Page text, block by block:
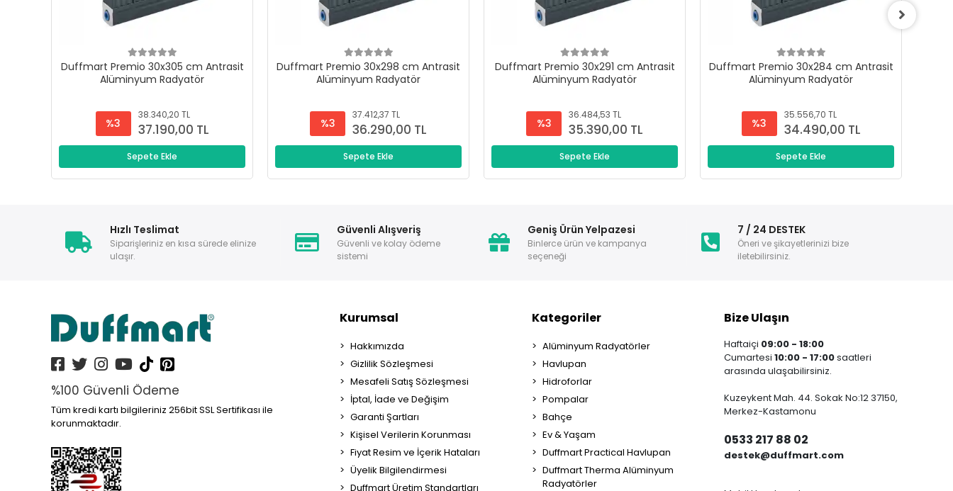
Duffmart Premio 30x305 cm Antrasit
Alüminyum Radyatör
%3
38.340,20 TL
37.190,00 TL
Sepete Ekle
Duffmart Premio 30x298 cm Antrasit
Alüminyum Radyatör
%3
37.412,37 TL
36.290,00 TL
Sepete Ekle
Duffmart Premio 30x291 cm Antrasit
Alüminyum Radyatör
%3
36.484,53 TL
35.390,00 TL
Sepete Ekle
Duffmart Premio 30x284 cm Antrasit
Alüminyum Radyatör
%3
35.556,70 TL
34.490,00 TL
Sepete Ekle
Hızlı Teslimat
Siparişleriniz en kısa sürede elinize
ulaşır.
Güvenli Alışveriş
Güvenli ve kolay ödeme
sistemi
Geniş Ürün Yelpazesi
Binlerce ürün ve kampanya
seçeneği
7 / 24 DESTEK
Öneri ve şikayetlerinizi bize
iletebilirsiniz.
%100 Güvenli Ödeme
Tüm kredi kartı bilgileriniz 256bit SSL Sertifikası ile
korunmaktadır.
Kurumsal
Hakkımızda
Gizlilik Sözleşmesi
Mesafeli Satış Sözleşmesi
İptal, İade ve Değişim
Garanti Şartları
Kişisel Verilerin Korunması
Fiyat Resim ve İçerik Hataları
Üyelik Bilgilendirmesi
Duffmart Üretim Standartları
Kategoriler
Alüminyum Radyatörler
Havlupan
Hidroforlar
Pompalar
Bahçe
Ev & Yaşam
Duffmart Practical Havlupan
Duffmart Therma Alüminyum
Radyatörler
Bize Ulaşın
Haftaiçi 09:00 - 18:00
Cumartesi 10:00 - 17:00saatleri
arasında ulaşabilirsiniz.
Kuzeykent Mah. 44. Sokak No:12 37150,
Merkez-Kastamonu
0533 217 88 02
destek@duffmart.com